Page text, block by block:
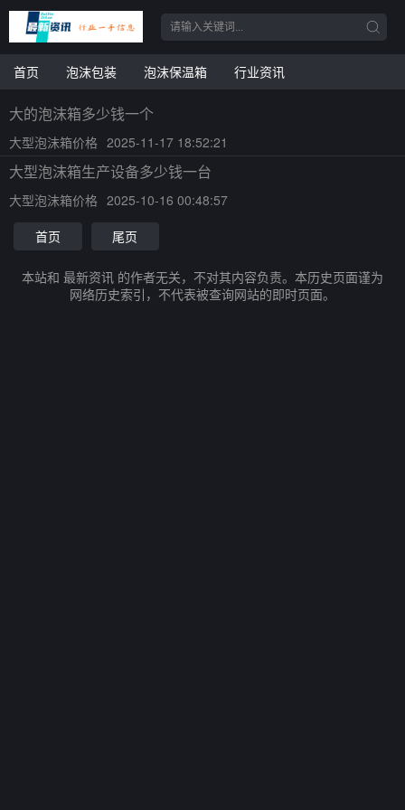
首页 泡沫包装 泡沫保温箱 行业资讯
大的泡沫箱多少钱一个
大型泡沫箱价格 2025-11-17 18:52:21
大型泡沫箱生产设备多少钱一台
大型泡沫箱价格 2025-10-16 00:48:57
首页
尾页
本站和 最新资讯 的作者无关，不对其内容负责。本历史页面谨为
网络历史索引，不代表被查询网站的即时页面。